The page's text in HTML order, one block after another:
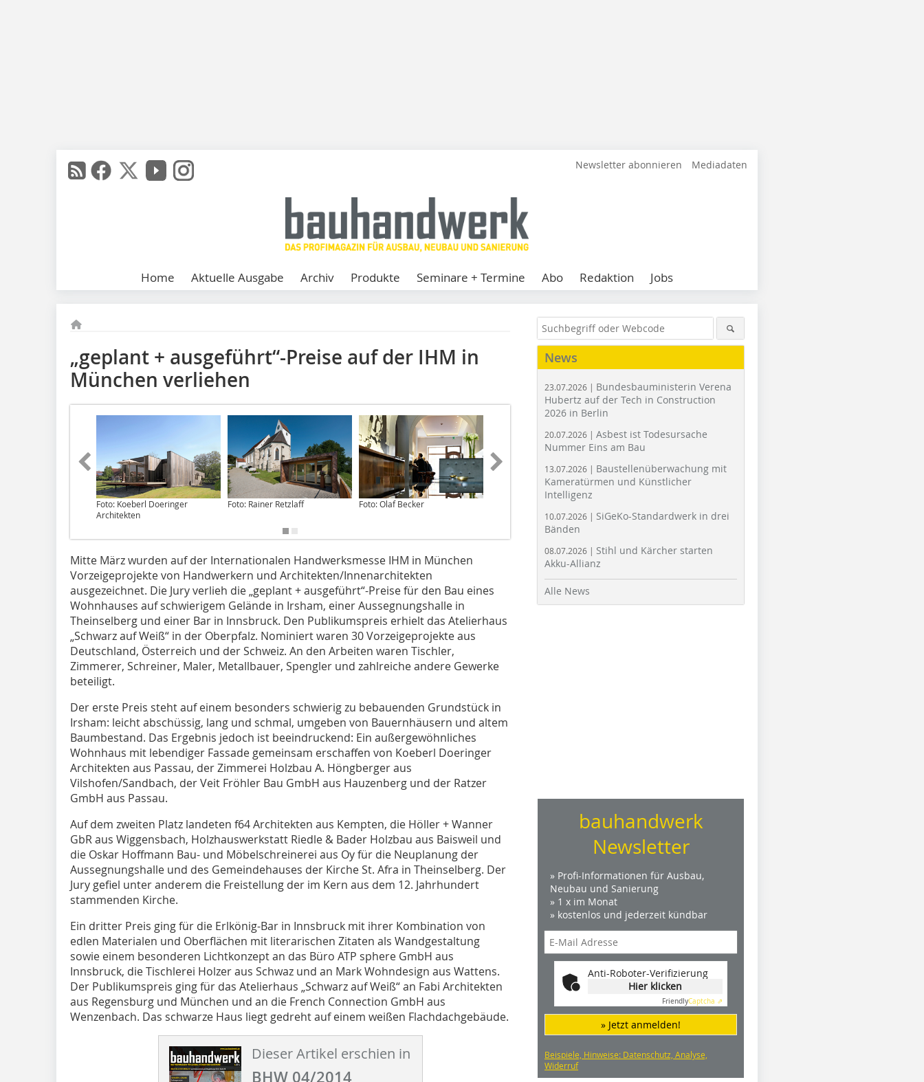
Newsletter abonnieren Mediadaten
Home Aktuelle Ausgabe Archiv Produkte Seminare + Termine Abo Redaktion Jobs
„geplant + ausgeführt“-Preise auf der IHM in
München verliehen
Foto: Koeberl Doeringer
Architekten
Foto: Rainer Retzlaff Foto: Olaf Becker
Mitte März wurden auf der Internationalen Handwerksmesse IHM in München
Vorzeigeprojekte von Handwerkern und Architekten/Innenarchitekten
ausgezeichnet. Die Jury verlieh die „geplant + aus­geführt“-Preise für den Bau eines
Wohnhauses auf schwierigem Gelände in Irsham, einer Aussegnungshalle in
Theinselberg und einer Bar in Innsbruck. Den Publikumspreis erhielt das Atelierhaus
„Schwarz auf Weiß“ in der Oberpfalz. Nominiert waren 30 Vorzeigeprojekte aus
Deutschland, Österreich und der Schweiz. An den Arbeiten waren Tischler,
Zimmerer, Schreiner, Maler, Metallbauer, Spengler und zahlreiche andere Gewerke
beteiligt.
Der erste Preis steht auf einem besonders schwierig zu bebauenden Grundstück in
Irsham: leicht abschüssig, lang und schmal, umgeben von Bauernhäusern und altem
Baumbestand. Das Ergebnis jedoch ist beeindruckend: Ein außergewöhnliches
Wohnhaus mit lebendiger Fassade gemeinsam erschaffen von Koeberl Doeringer
Architekten aus Passau, der Zimmerei Holzbau A. Höngberger aus
Vilshofen/Sandbach, der Veit Fröhler Bau GmbH aus Hauzenberg und der Ratzer
GmbH aus Passau.
Auf dem zweiten Platz landeten f64 Architekten aus Kempten, die Höller + Wanner
GbR aus Wiggensbach, Holzhauswerkstatt Riedle & Bader Holzbau aus Baisweil und
die Oskar Hoffmann Bau- und Möbelschreinerei aus Oy für die Neuplanung der
Aussegnungshalle und des Gemeindehauses der Kirche St. Afra in Theinselberg. Der
Jury gefiel unter anderem die Freistellung der im Kern aus dem 12. Jahrhundert
stammenden Kirche.
Ein dritter Preis ging für die Erlkönig-Bar in Innsbruck mit ihrer Kombination von
edlen Materialen und Oberflächen mit literarischen Zitaten als Wandgestaltung
sowie einem besonderen Lichtkonzept an das Büro ATP sphere GmbH aus
Innsbruck, die Tischlerei Holzer aus Schwaz und an Mark Wohndesign aus Wattens.
Der Publikumspreis ging für das Atelierhaus „Schwarz auf Weiß“ an Fabi Architekten
aus Regensburg und München und an die French Connection GmbH aus
Wenzenbach. Das schwarze Haus liegt gedreht auf einem weißen Flachdachgebäude.
Dieser Artikel erschien in
BHW 04/2014
News
23.07.2026 | Bundesbauministerin Verena
Hubertz auf der Tech in Construction
2026 in Berlin
20.07.2026 | Asbest ist Todesursache
Nummer Eins am Bau
13.07.2026 | Baustellenüberwachung mit
Kameratürmen und Künstlicher
Intelligenz
10.07.2026 | SiGeKo-Standardwerk in drei
Bänden
08.07.2026 | Stihl und Kärcher starten
Akku-Allianz
Alle News
bauhandwerk
Newsletter
» Profi-Informationen für Ausbau,
Neubau und Sanierung
» 1 x im Monat
» kostenlos und jederzeit kündbar
Anti-Roboter-Verifizierung
Hier klicken
FriendlyCaptcha ⇗
» Jetzt anmelden!
Beispiele, Hinweise: Datenschutz, Analyse,
Widerruf